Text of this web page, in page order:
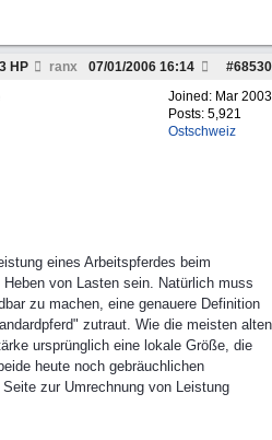
HP ranx #68530
07/01/2006 16:14
Joined: Mar 2003
Posts: 5,921
Ostschweiz
eines Arbeitspferdes beim
von Lasten sein. Natürlich muss
zu machen, eine genauere Definition
zutraut. Wie die meisten alten
ursprünglich eine lokale Größe, die
heute noch gebräuchlichen
zur Umrechnung von Leistung